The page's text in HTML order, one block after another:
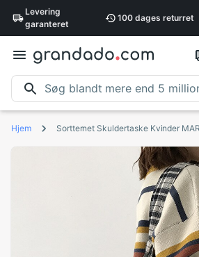
Levering
garanteret
100 dages returret
Hjem